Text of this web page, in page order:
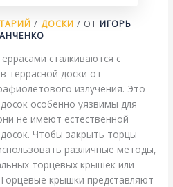
/ ДОСКИ / ОТ ИГОРЬ
сталкиваются с
террасной доски от
излучения. Это
особенно уязвимы для
не имеют естественной
Чтобы закрыть торцы
различные методы,
торцевых крышек или
крышки представляют